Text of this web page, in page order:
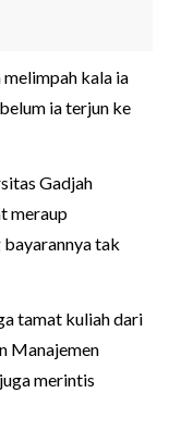
kala ia
ia terjun ke
Gadjah
meraup
tak
tamat kuliah dari
Manajemen
merintis